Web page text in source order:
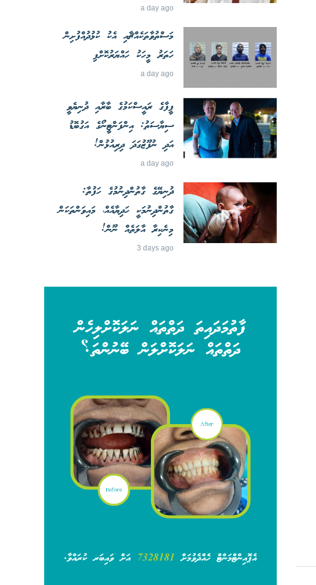
a day ago
މަސްތުވާތަކެއްޗާއި އެކު ކުޅުދުއްފުށިން
ހަތަރު މީހަކު ހައްޔަރުކޮށްފި
a day ago
ފީފާގެ ރައީސްކަމުގެ ބާރާއި ދުނިޔެވީ
ސިޔާސަތު: އިންފަންޓީނޯގެ އަގުބޮޑު
އަދި ނުފޫޒުގަދަ ދިރިއުޅުން!
a day ago
ދުނިޔޭގެ ގާތުންދިނުމުގެ ހަފުތާ:
ގާތުންދިނުމަކީ ހަދިޔާއެއް، މައިވަންތަކަން
މިނެކިރާ އާލަތެއް ނޫން!
3 days ago